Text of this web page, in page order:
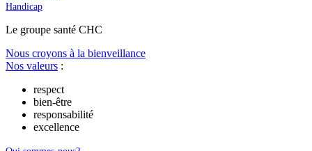
Handicap
Le groupe santé CHC
Nous croyons à la bienveillance
Nos valeurs :
respect
bien-être
responsabilité
excellence